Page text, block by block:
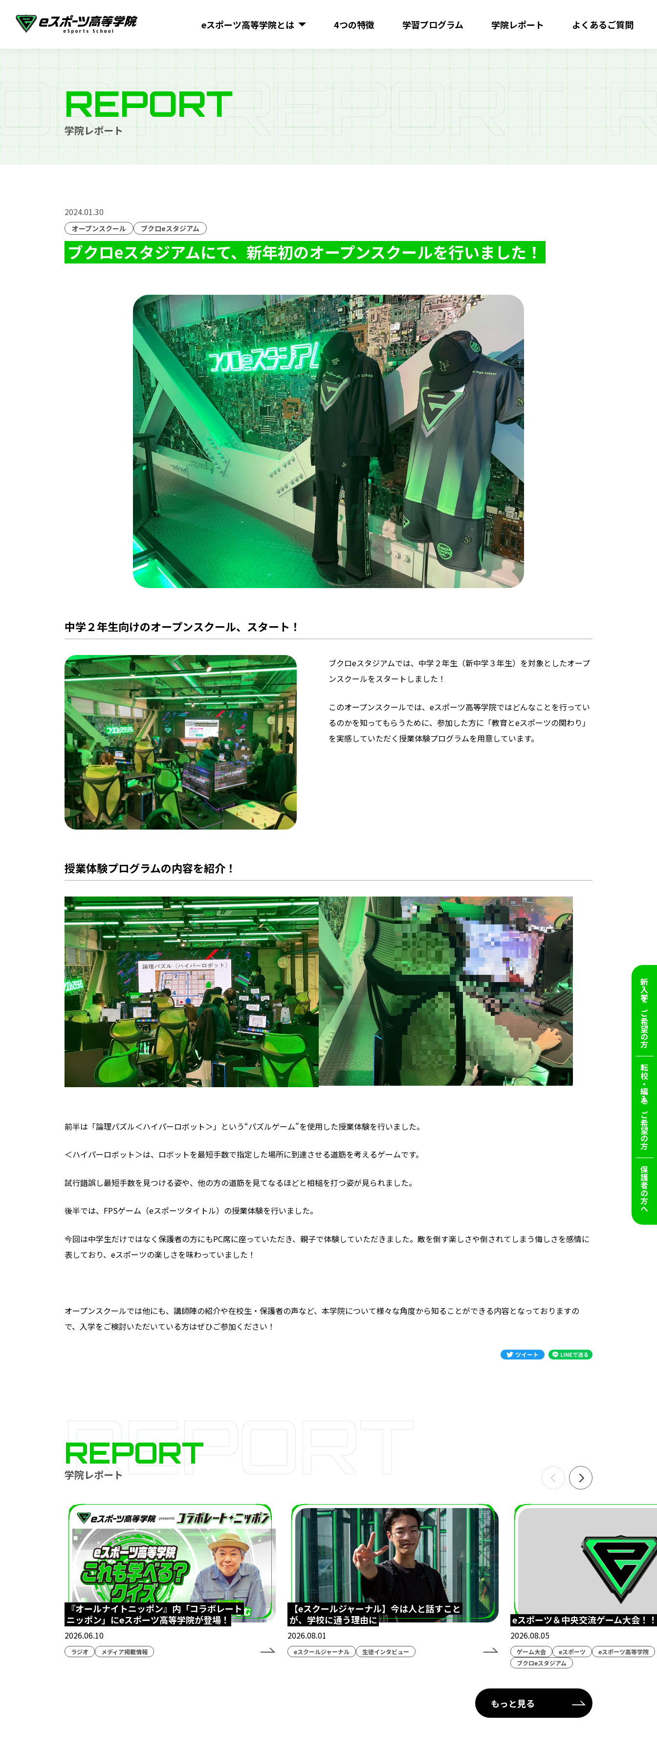
eスポーツ高等学院とは 4つの特徴 学習プログラム 学院レポート よくあるご質問
新入学を
ご希望の方
転校・編入を
ご希望の方
保護者の方へ
RT REPORT R
REPORT
学院レポート
2024.01.30
オープンスクール ブクロeスタジアム
ブクロeスタジアムにて、新年初のオープンスクールを行いました！
中学２年生向けのオープンスクール、スタート！
ブクロeスタジアムでは、中学２年生（新中学３年生）を対象としたオープ
ンスクールをスタートしました！
このオープンスクールでは、eスポーツ高等学院ではどんなことを行ってい
るのかを知ってもらうために、参加した方に「教育とeスポーツの関わり」
を実感していただく授業体験プログラムを用意しています。
授業体験プログラムの内容を紹介！
前半は「論理パズル＜ハイパーロボット＞」という“パズルゲーム”を使用した授業体験を行いました。
＜ハイパーロボット＞は、ロボットを最短手数で指定した場所に到達させる道筋を考えるゲームです。
試行錯誤し最短手数を見つける姿や、他の方の道筋を見てなるほどと相槌を打つ姿が見られました。
後半では、FPSゲーム（eスポーツタイトル）の授業体験を行いました。
今回は中学生だけではなく保護者の方にもPC席に座っていただき、親子で体験していただきました。敵を倒す楽しさや倒されてしまう悔しさを感情に
表しており、eスポーツの楽しさを味わっていました！
オープンスクールでは他にも、講師陣の紹介や在校生・保護者の声など、本学院について様々な角度から知ることができる内容となっておりますの
で、入学をご検討いただいている方はぜひご参加ください！
REPORT
学院レポート
REPORT
『オールナイトニッポン』内「コラボレート
ニッポン」にeスポーツ高等学院が登場！
2026.06.10
ラジオ メディア掲載情報
【eスクールジャーナル】今は人と話すこと
が、学校に通う理由に
2026.08.01
eスクールジャーナル 生徒インタビュー
eスポーツ＆中央交流ゲーム大会！！
2026.08.05
ゲーム大会 eスポーツ
eスポーツ高等学院
ブクロeスタジアム
もっと見る